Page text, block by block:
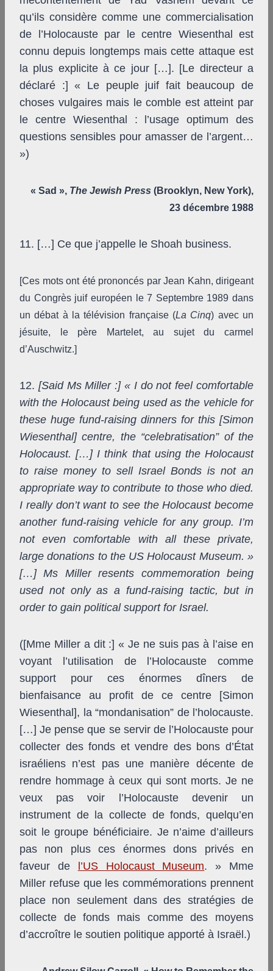
qu’ils considère comme une commercialisation
de l’Holocauste par le centre Wiesenthal est
connu depuis longtemps mais cette attaque est
la plus explicite à ce jour […]. [Le directeur a
déclaré :] « Le peuple juif fait beaucoup de
choses vulgaires mais le comble est atteint par
le centre Wiesenthal : l’usage optimum des
questions sensibles pour amasser de l’argent…
»)
« Sad », The Jewish Press (Brooklyn, New York),
23 décembre 1988
11. […] Ce que j’appelle le Shoah business.
[Ces mots ont été prononcés par Jean Kahn, dirigeant
du Congrès juif européen le 7 Septembre 1989 dans
un débat à la télévision française (La Cinq) avec un
jésuite, le père Martelet, au sujet du carmel
d’Auschwitz.]
12. [Said Ms Miller :] « I do not feel comfortable
with the Holocaust being used as the vehicle for
these huge fund-raising dinners for this [Simon
Wiesenthal] centre, the “celebratisation” of the
Holocaust. […] I think that using the Holocaust
to raise money to sell Israel Bonds is not an
appropriate way to contribute to those who died.
I really don’t want to see the Holocaust become
another fund-raising vehicle for any group. I’m
not even comfortable with all these private,
large donations to the US Holocaust Museum. »
[…] Ms Miller resents commemoration being
used not only as a fund-raising tactic, but in
order to gain political support for Israel.
([Mme Miller a dit :] « Je ne suis pas à l’aise en
voyant l’utilisation de l’Holocauste comme
support pour ces énormes dîners de
bienfaisance au profit de ce centre [Simon
Wiesenthal], la “mondanisation” de l’holocauste.
[…] Je pense que se servir de l’Holocauste pour
collecter des fonds et vendre des bons d’État
israéliens n’est pas une manière décente de
rendre hommage à ceux qui sont morts. Je ne
veux pas voir l’Holocauste devenir un
instrument de la collecte de fonds, quelqu’en
soit le groupe bénéficiaire. Je n’aime d’ailleurs
pas non plus ces énormes dons privés en
faveur de
l’US Holocaust Museum. » Mme
Miller refuse que les commémorations prennent
place non seulement dans des stratégies de
collecte de fonds mais comme des moyens
d’accroître le soutien politique apporté à Israël.)